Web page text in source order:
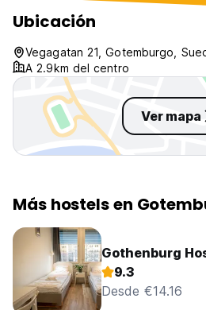
Ubicación
Vegagatan 21, Gotemburgo,
A 2.9km del centro
Ver mapa
Más hostels en
Gothenburg
9.3
Desde €14.16